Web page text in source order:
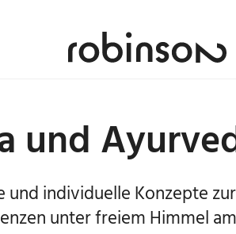
und
individuelle Konzepte
unter freiem Himmel